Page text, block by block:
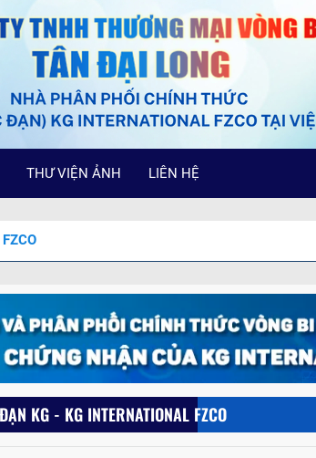
THƯ VIỆN ẢNH LIÊN HỆ
KG - KG INTERNATIONAL FZCO